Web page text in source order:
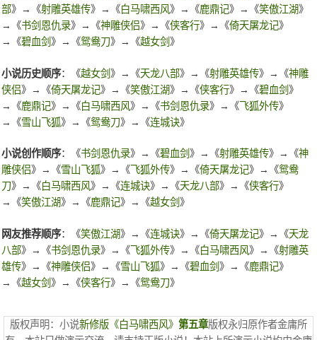
部》→《射雕英雄传》→《白马啸西风》→《鹿鼎记》→《笑傲江湖》
→《书剑恩仇录》→《神雕侠侣》→《侠客行》→《倚天屠龙记》
→《碧血剑 》→《鸳鸯刀》→《越女剑 》
小说历史顺序：《越女剑 》→《天龙八部》→《射雕英雄传》→《神雕
侠侣》→《倚天屠龙记》→《笑傲江湖》→《侠客行》→《碧血剑 》
→《鹿鼎记》→《白马啸西风》→《书剑恩仇录》→《飞狐外传》
→《雪山飞狐》→《鸳鸯刀》→《连城诀》
小说创作顺序：《书剑恩仇录》→《碧血剑 》→《射雕英雄传》→《神
雕侠侣》→《雪山飞狐》→《飞狐外传》→《倚天屠龙记》→《鸳鸯
刀》→《白马啸西风》→《连城诀》→《天龙八部》→《侠客行》
→《笑傲江湖》→《鹿鼎记》→《越女剑 》
网友推荐顺序：《笑傲江湖》→《连城诀》→《倚天屠龙记》→《天龙
八部》→《书剑恩仇录》→《飞狐外传》→《白马啸西风》→《射雕英
雄传》→《神雕侠侣》→《雪山飞狐》→《碧血剑 》→《鹿鼎记》
→《越女剑 》→《侠客行》→《鸳鸯刀》
版权声明：小说新修版《白马啸西风》 第五章版权永归原作者金庸所